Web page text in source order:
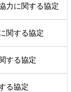
力に関する協定
関する協定
する協定
る協定